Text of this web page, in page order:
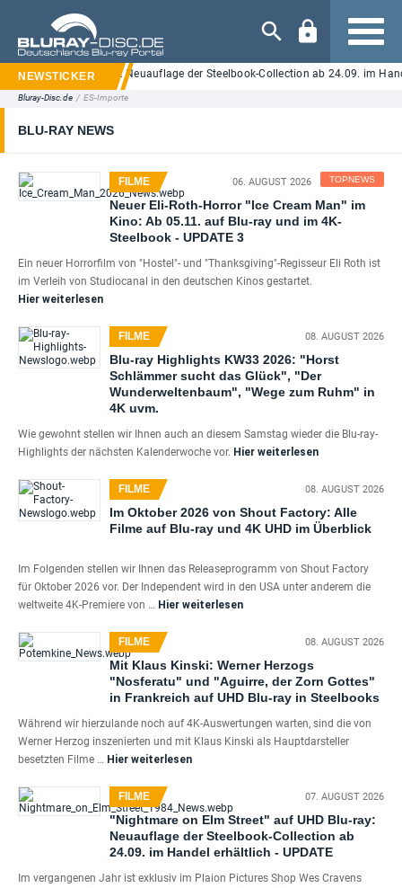
Navigation
auf UHD Blu-ray: Neuauflage der Steelbook-Collection ab 24.09. im Handel
Bluray-Disc.de / ES-Importe
BLU-RAY NEWS
FILME TOPNEWS
06. AUGUST 2026
Neuer Eli-Roth-Horror "Ice Cream Man" im
Kino: Ab 05.11. auf Blu-ray und im 4K-
Steelbook - UPDATE 3
Ein neuer Horrorfilm von "Hostel"- und "Thanksgiving"-Regisseur Eli Roth ist
im Verleih von Studiocanal in den deutschen Kinos gestartet.
Hier weiterlesen
FILME 08. AUGUST 2026
Blu-ray Highlights KW33 2026: "Horst
Schlämmer sucht das Glück", "Der
Wunderweltenbaum", "Wege zum Ruhm" in
4K uvm.
Wie gewohnt stellen wir Ihnen auch an diesem Samstag wieder die Blu-ray-
Highlights der nächsten Kalenderwoche vor. Hier weiterlesen
FILME 08. AUGUST 2026
Im Oktober 2026 von Shout Factory: Alle
Filme auf Blu-ray und 4K UHD im Überblick
Im Folgenden stellen wir Ihnen das Releaseprogramm von Shout Factory
für Oktober 2026 vor. Der Independent wird in den USA unter anderem die
weltweite 4K-Premiere von … Hier weiterlesen
FILME 08. AUGUST 2026
Mit Klaus Kinski: Werner Herzogs
"Nosferatu" und "Aguirre, der Zorn Gottes"
in Frankreich auf UHD Blu-ray in Steelbooks
Während wir hierzulande noch auf 4K-Auswertungen warten, sind die von
Werner Herzog inszenierten und mit Klaus Kinski als Hauptdarsteller
besetzten Filme … Hier weiterlesen
FILME 07. AUGUST 2026
"Nightmare on Elm Street" auf UHD Blu-ray:
Neuauflage der Steelbook-Collection ab
24.09. im Handel erhältlich - UPDATE
Im vergangenen Jahr ist exklusiv im Plaion Pictures Shop Wes Cravens